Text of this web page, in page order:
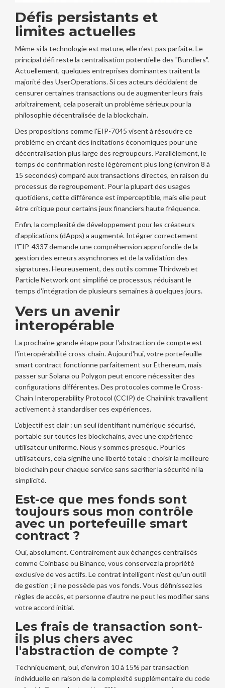
Défis persistants et
limites actuelles
Même si la technologie est mature, elle n'est pas parfaite. Le
principal défi reste la centralisation potentielle des "Bundlers".
Actuellement, quelques entreprises dominantes traitent la
majorité des UserOperations. Si ces acteurs décidaient de
censurer certaines transactions ou de augmenter leurs frais
arbitrairement, cela poserait un problème sérieux pour la
philosophie décentralisée de la blockchain.
Des propositions comme l'EIP-7045 visent à résoudre ce
problème en créant des incitations économiques pour une
décentralisation plus large des regroupeurs. Parallèlement, le
temps de confirmation reste légèrement plus long (environ 8 à
15 secondes) comparé aux transactions directes, en raison du
processus de regroupement. Pour la plupart des usages
quotidiens, cette différence est imperceptible, mais elle peut
être critique pour certains jeux financiers haute fréquence.
Enfin, la complexité de développement pour les créateurs
d'applications (dApps) a augmenté. Intégrer correctement
l'EIP-4337 demande une compréhension approfondie de la
gestion des erreurs asynchrones et de la validation des
signatures. Heureusement, des outils comme Thirdweb et
Particle Network ont simplifié ce processus, réduisant le
temps d'intégration de plusieurs semaines à quelques jours.
Vers un avenir
interopérable
La prochaine grande étape pour l'abstraction de compte est
l'interopérabilité cross-chain. Aujourd'hui, votre portefeuille
smart contract fonctionne parfaitement sur Ethereum, mais
passer sur Solana ou Polygon peut encore nécessiter des
configurations différentes. Des protocoles comme le Cross-
Chain Interoperability Protocol (CCIP) de Chainlink travaillent
activement à standardiser ces expériences.
L'objectif est clair : un seul identifiant numérique sécurisé,
portable sur toutes les blockchains, avec une expérience
utilisateur uniforme. Nous y sommes presque. Pour les
utilisateurs, cela signifie une liberté totale : choisir la meilleure
blockchain pour chaque service sans sacrifier la sécurité ni la
simplicité.
Est-ce que mes fonds sont
toujours sous mon contrôle
avec un portefeuille smart
contract ?
Oui, absolument. Contrairement aux échanges centralisés
comme Coinbase ou Binance, vous conservez la propriété
exclusive de vos actifs. Le contrat intelligent n'est qu'un outil
de gestion ; il ne possède pas vos fonds. Vous définissez les
règles de accès, et personne d'autre ne peut les modifier sans
votre accord initial.
Les frais de transaction sont-
ils plus chers avec
l'abstraction de compte ?
Techniquement, oui, d'environ 10 à 15% par transaction
individuelle en raison de la complexité supplémentaire du code